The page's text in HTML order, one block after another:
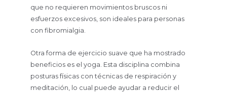
que no requieren movimientos bruscos ni
esfuerzos excesivos, son ideales para personas
con fibromialgia.
Otra forma de ejercicio suave que ha mostrado
beneficios es el yoga. Esta disciplina combina
posturas físicas con técnicas de respiración y
meditación, lo cual puede ayudar a reducir el